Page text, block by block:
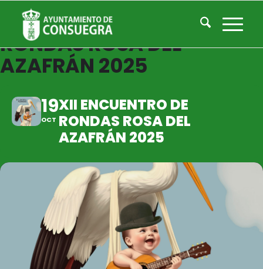
XII ENCUENTRO DE
RONDAS ROSA DEL
AZAFRÁN 2025
19
OCT
XII ENCUENTRO DE
RONDAS ROSA DEL
AZAFRÁN 2025